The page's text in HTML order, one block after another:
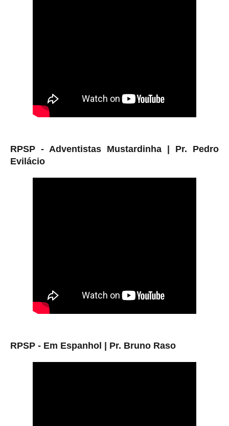
RPSP - Adventistas Mustardinha | Pr. Pedro
Evilácio
RPSP - Em Espanhol | Pr. Bruno Raso